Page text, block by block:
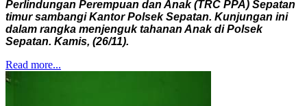
Perlindungan Perempuan dan Anak (TRC PPA) Sepatan
timur sambangi Kantor Polsek Sepatan. Kunjungan ini
dalam rangka menjenguk tahanan Anak di Polsek
Sepatan. Kamis, (26/11).
Read more...